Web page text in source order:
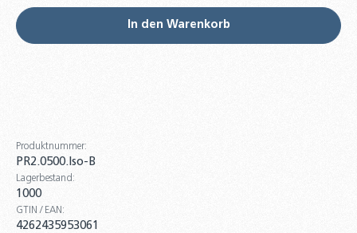
In den Warenkorb
Produktnummer:
PR2.0500.Iso-B
Lagerbestand:
1000
GTIN / EAN:
4262435953061